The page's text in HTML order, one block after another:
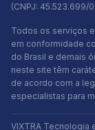
(CNPJ: 45.523.699/
Todos os serviços
em conformidade
do Brasil e demais
neste site têm
de acordo com a
especialistas para
VIXTRA Tecnologia